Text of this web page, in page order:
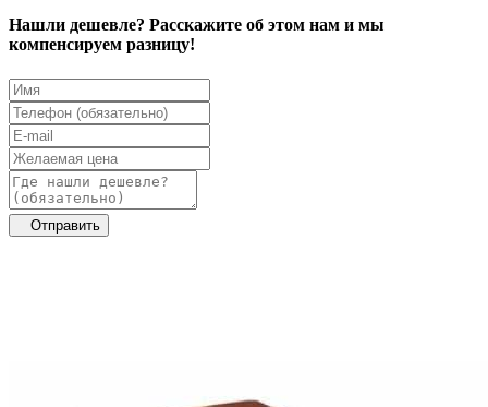
Нашли дешевле? Расскажите об этом нам и мы
компенсируем разницу!
Отправить